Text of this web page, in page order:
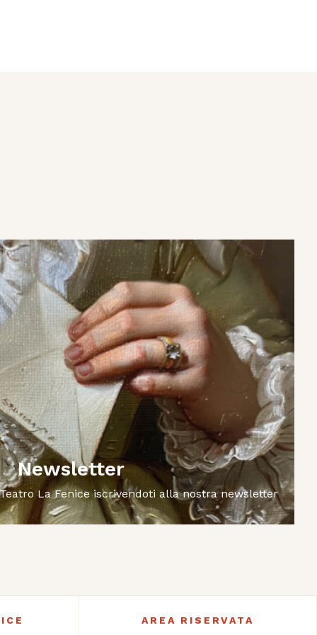
Newsletter
La Fenice iscrivendoti alla nostra newsletter
AREA RISERVATA